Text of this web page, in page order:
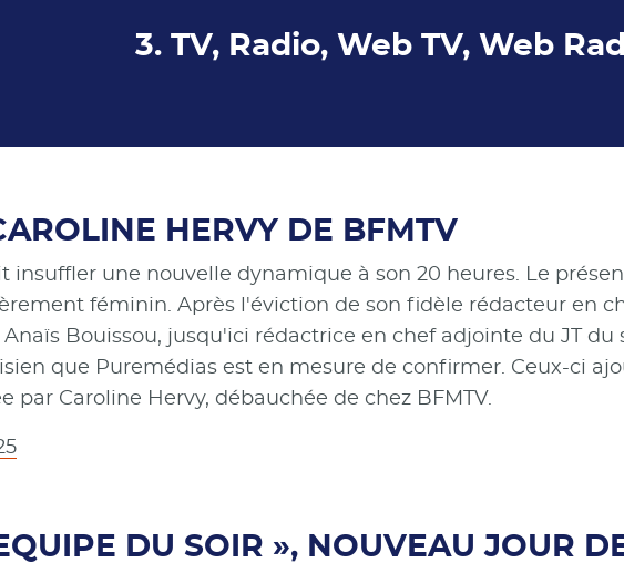
3. TV, Radio, Web TV, Web
HERVY DE BFMTV
insuffler une nouvelle dynamique à son 20 heures. Le
féminin. Après l'éviction de son fidèle rédacteur en
Bouissou, jusqu'ici rédactrice en chef adjointe du JT
que Puremédias est en mesure de confirmer. Ceux-ci
par Caroline Hervy, débauchée de chez BFMTV.
DU SOIR », NOUVEAU JOUR